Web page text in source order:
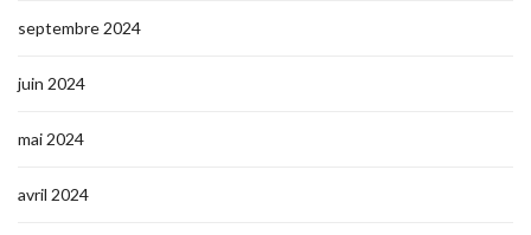
septembre 2024
juin 2024
mai 2024
avril 2024